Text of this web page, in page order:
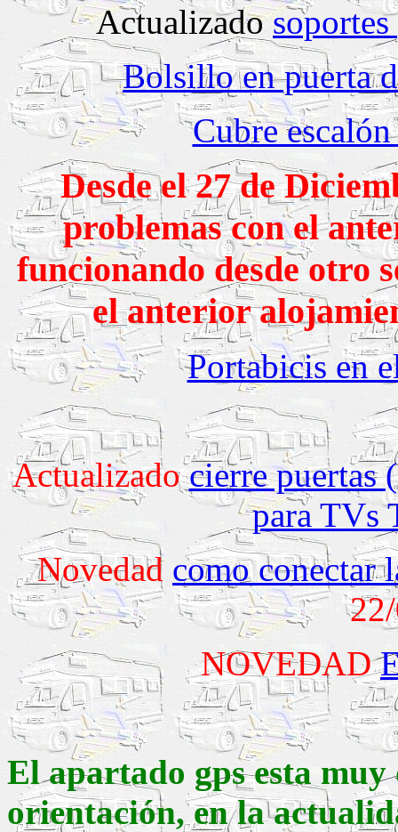
Actualizado
Bolsillo en puerta
Cubre
Desde el 27 de
problemas con el
funcionando desde otro
el anterior
Portabicis en
Actualizadocierre puertas
para TVs
Novedad como conectar
NOVEDAD
El apartado gps esta muy
orientación, en la